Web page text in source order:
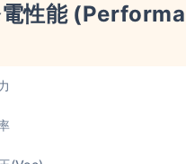
性能